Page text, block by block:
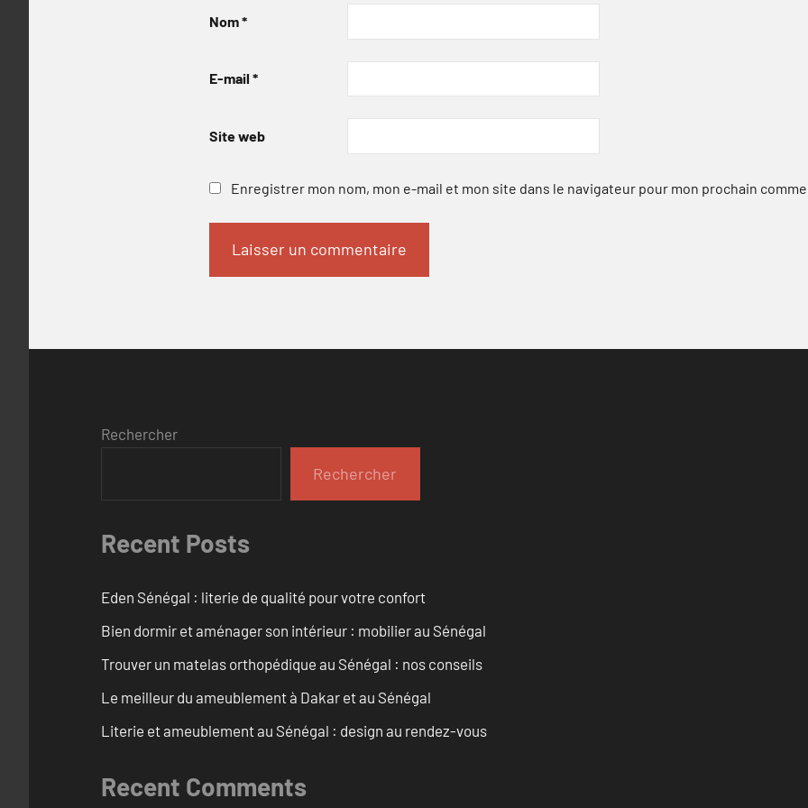
Nom*
E-mail *
Site web
Enregistrer mon nom, mon e-mail et mon site dans le navigateur pour mon prochain
Rechercher
Rechercher
Recent Posts
Eden Sénégal : literie de qualité pour votre confort
Bien dormir et aménager son intérieur : mobilier au Sénégal
Trouver un matelas orthopédique au Sénégal : nos conseils
Le meilleur du ameublement à Dakar et au Sénégal
Literie et ameublement au Sénégal : design au rendez-vous
Recent Comments